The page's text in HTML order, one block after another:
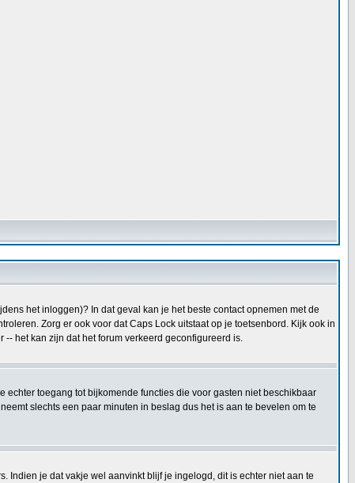
het inloggen)? In dat geval kan je het beste contact opnemen met de
Zorg er ook voor dat Caps Lock uitstaat op je toetsenbord. Kijk ook in
het kan zijn dat het forum verkeerd geconfigureerd is.
echter toegang tot bijkomende functies die voor gasten niet beschikbaar
slechts een paar minuten in beslag dus het is aan te bevelen om te
Indien je dat vakje wel aanvinkt blijf je ingelogd, dit is echter niet aan te